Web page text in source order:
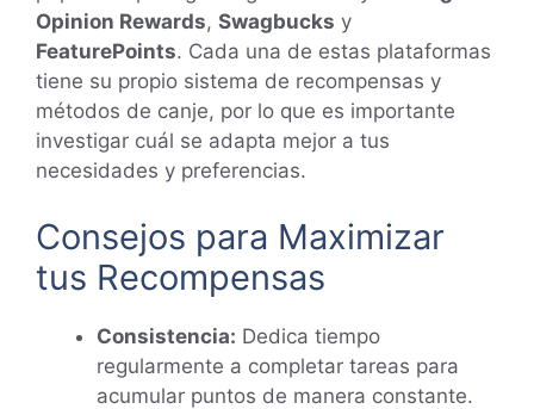
Opinion Rewards, Swagbucks y
FeaturePoints. Cada una de estas plataformas
tiene su propio sistema de recompensas y
métodos de canje, por lo que es importante
investigar cuál se adapta mejor a tus
necesidades y preferencias.
Consejos para Maximizar
tus Recompensas
Consistencia: Dedica tiempo
regularmente a completar tareas para
acumular puntos de manera constante.